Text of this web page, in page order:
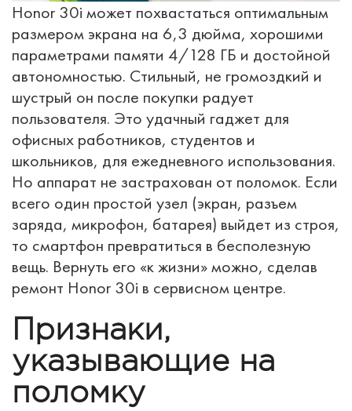
Honor 30i может похвастаться оптимальным
размером экрана на 6,3 дюйма, хорошими
параметрами памяти 4/128 ГБ и достойной
автономностью. Стильный, не громоздкий и
шустрый он после покупки радует
пользователя. Это удачный гаджет для
офисных работников, студентов и
школьников, для ежедневного использования.
Но аппарат не застрахован от поломок. Если
всего один простой узел (экран, разъем
заряда, микрофон, батарея) выйдет из строя,
то смартфон превратиться в бесполезную
вещь. Вернуть его «к жизни» можно, сделав
ремонт Honor 30i в сервисном центре.
Признаки,
указывающие на
поломку